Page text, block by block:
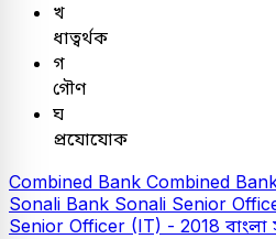
খ
ধাত্বর্থক
গ
গৌণ
ঘ
প্রযোযোক
Combined Bank Combined
Sonali Bank Sonali Senior
Senior Officer (IT) - 2018 বাংলা